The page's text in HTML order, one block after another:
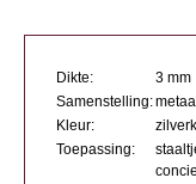
Dikte:
3 mm
Samenstelling:metaal
Kleur:
Toepassing: